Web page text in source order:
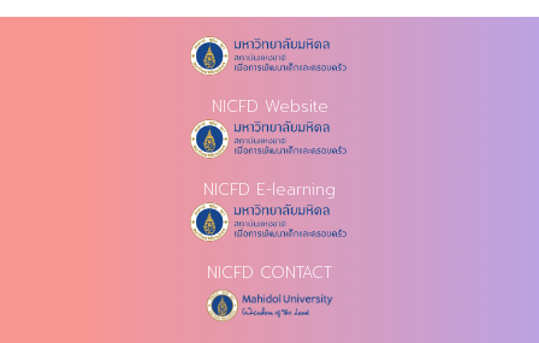
NICFD Website
NICFD E-learning
NICFD CONTACT